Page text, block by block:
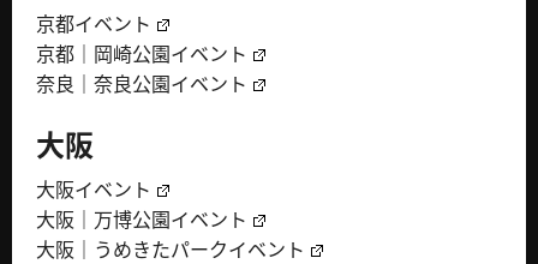
京都イベント
京都｜岡崎公園イベント
奈良｜奈良公園イベント
大阪
大阪イベント
大阪｜万博公園イベント
大阪｜うめきたパークイベント